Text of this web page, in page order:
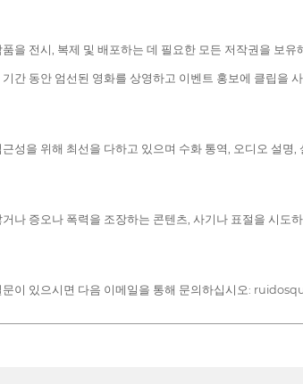
을 전시, 복제 및 배포하는 데 필요한 모든 저작권을 보유
간 동안 엄선된 영화를 상영하고 이벤트 홍보에 클립을
성을 위해 최선을 다하고 있으며 수화 통역, 오디오 설
나 증오나 폭력을 조장하는 콘텐츠, 사기나 표절을 시도
문이 있으시면 다음 이메일을 통해 문의하십시오: